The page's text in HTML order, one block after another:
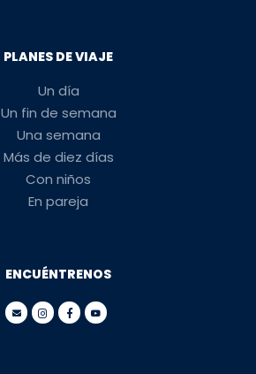
PLANES DE VIAJE
Un día
Un fin de semana
Una semana
Más de diez días
Con niños
En pareja
ENCUÉNTRENOS